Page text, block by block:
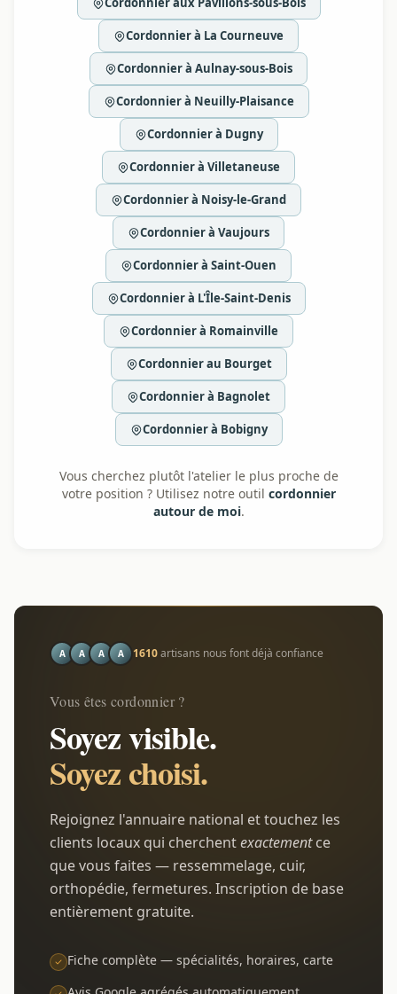
Cordonnier à La Courneuve
Cordonnier à Aulnay-sous-Bois
Cordonnier à Neuilly-Plaisance
Cordonnier à Dugny
Cordonnier à Villetaneuse
Cordonnier à Noisy-le-Grand
Cordonnier à Vaujours
Cordonnier à Saint-Ouen
Cordonnier à L'Île-Saint-Denis
Cordonnier à Romainville
Cordonnier au Bourget
Cordonnier à Bagnolet
Cordonnier à Bobigny
Vous cherchez plutôt l'atelier le plus proche de
votre position ? Utilisez notre outil cordonnier
autour de moi.
A A A A 1610artisans nous font déjà confiance
Vous êtes cordonnier ?
Soyez visible.
Soyez choisi.
Rejoignez l'annuaire national et touchez les
clients locaux qui cherchentexactementce
que vous faites — ressemmelage, cuir,
orthopédie, fermetures. Inscription de base
entièrement gratuite.
Fiche complète — spécialités, horaires, carte